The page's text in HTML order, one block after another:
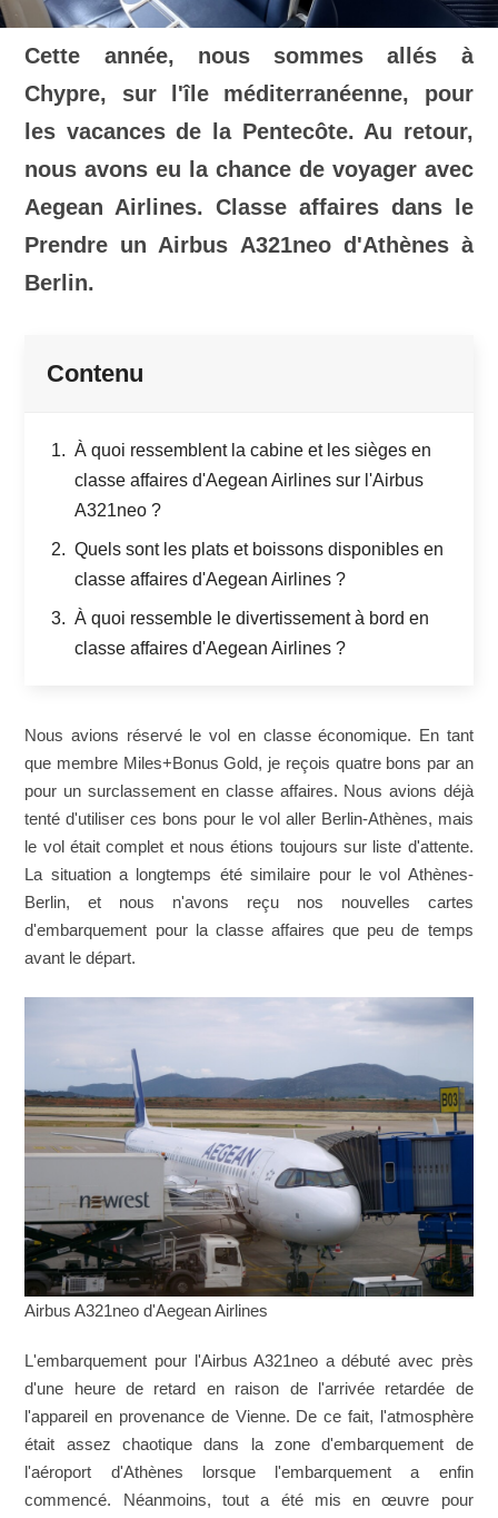
Cette année, nous sommes allés à
Chypre, sur l'île méditerranéenne, pour
les vacances de la Pentecôte. Au retour,
nous avons eu la chance de voyager avec
Aegean Airlines.Classe affaires dans le
Prendre un Airbus A321neo d'Athènes à
Berlin.
Contenu
À quoi ressemblent la cabine et les sièges en
classe affaires d'Aegean Airlines sur l'Airbus
A321neo ?
Quels sont les plats et boissons disponibles en
classe affaires d'Aegean Airlines ?
À quoi ressemble le divertissement à bord en
classe affaires d'Aegean Airlines ?
Nous avions réservé le vol en classe économique. En tant
que membre Miles+Bonus Gold, je reçois quatre bons par an
pour un surclassement en classe affaires. Nous avions déjà
tenté d'utiliser ces bons pour le vol aller Berlin-Athènes, mais
le vol était complet et nous étions toujours sur liste d'attente.
La situation a longtemps été similaire pour le vol Athènes-
Berlin, et nous n'avons reçu nos nouvelles cartes
d'embarquement pour la classe affaires que peu de temps
avant le départ.
Airbus A321neo d'Aegean Airlines
L'embarquement pour l'Airbus A321neo a débuté avec près
d'une heure de retard en raison de l'arrivée retardée de
l'appareil en provenance de Vienne. De ce fait, l'atmosphère
était assez chaotique dans la zone d'embarquement de
l'aéroport d'Athènes lorsque l'embarquement a enfin
commencé. Néanmoins, tout a été mis en œuvre pour